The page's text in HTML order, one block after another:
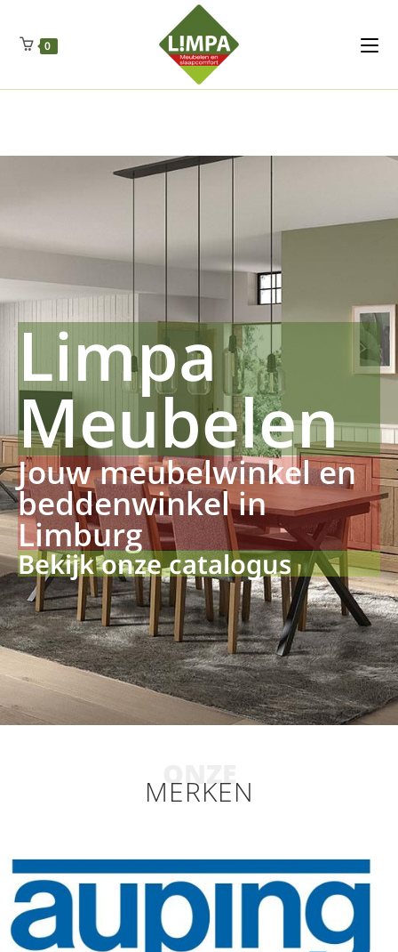
Regenschut
Drueckerpro
Fettsauren Dekemax Kapselmed
Luftkuhlen Zauberfan Netzfenste Insektensc
0
Limpa
Meubelen
Jouw meubelwinkel en
beddenwinkel in
Limburg
Bekijk onze catalogus
ONZE
MERKEN